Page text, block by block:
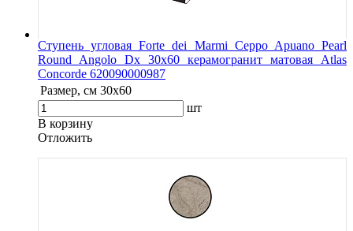
Ступень угловая Forte dei Marmi Ceppo Apuano Pearl
Round Angolo Dx 30x60 керамогранит матовая Atlas
Concorde 620090000987
Размер, см 30x60
шт
В корзину
Oтложить